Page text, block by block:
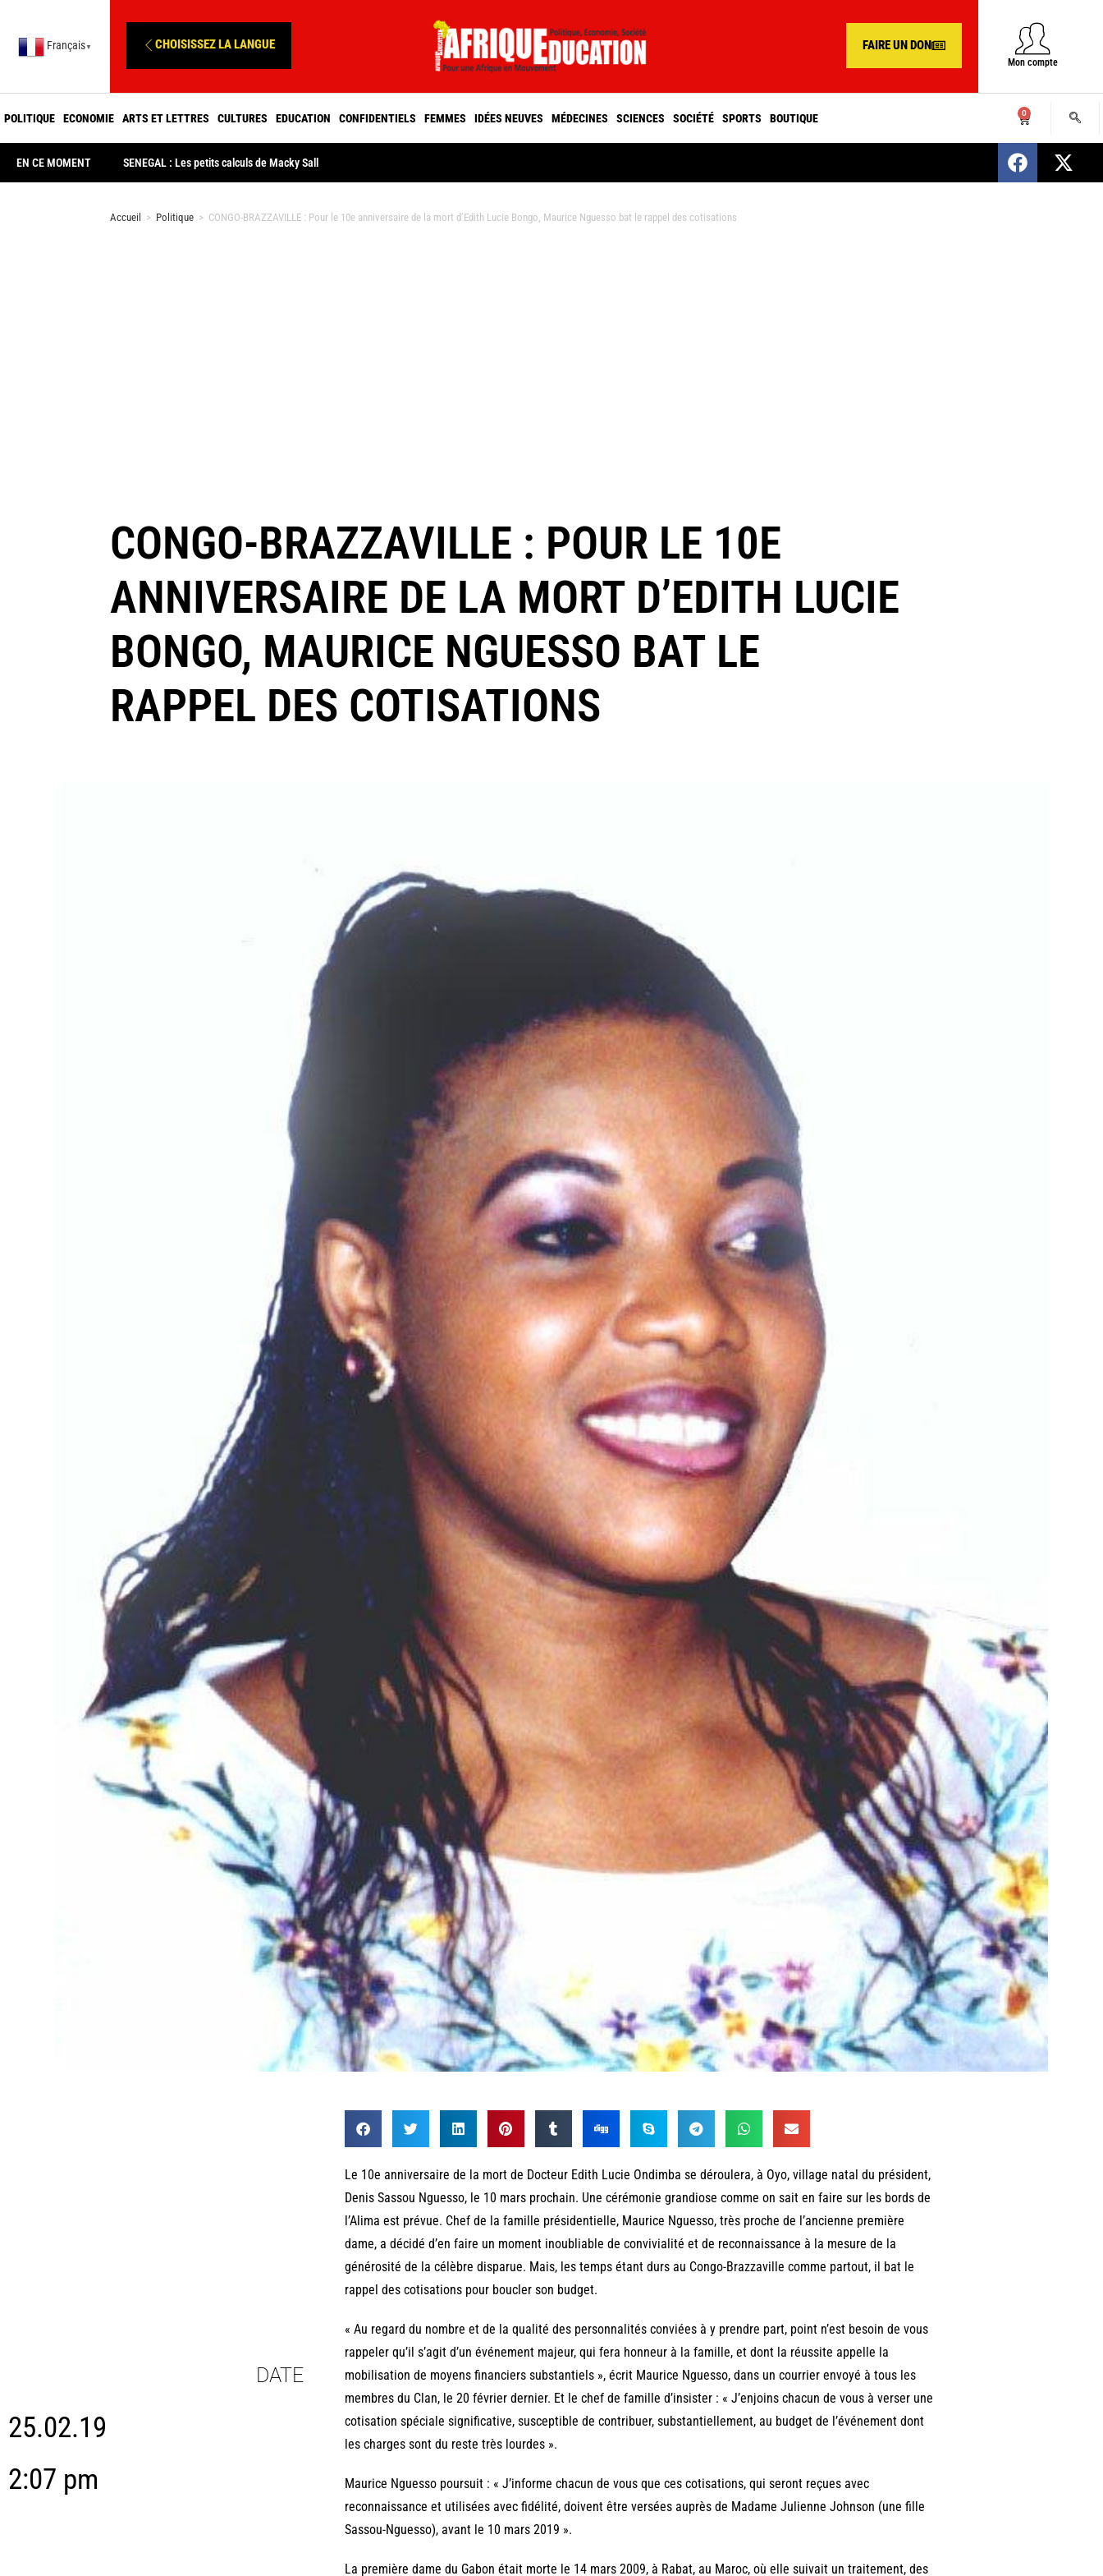
Français ▼ CHOISISSEZ LA LANGUE FAIRE UN DON
Mon compte
POLITIQUE ECONOMIE ARTS ET LETTRES CULTURES EDUCATION CONFIDENTIELS FEMMES IDÉES NEUVES MÉDECINES SCIENCES SOCIÉTÉ SPORTS BOUTIQUE 0
EN CE MOMENT SENEGAL : Les petits calculs de Macky Sall SENEGAL : Nomination d’un nouveau
Accueil > Politique > CONGO-BRAZZAVILLE : Pour le 10e anniversaire de la mort d’Edith Lucie Bongo, Maurice Nguesso bat le rappel des cotisations
CONGO-BRAZZAVILLE : POUR LE 10E
ANNIVERSAIRE DE LA MORT D’EDITH LUCIE
BONGO, MAURICE NGUESSO BAT LE
RAPPEL DES COTISATIONS
DATE
25.02.19
2:07 pm
Le 10e anniversaire de la mort de Docteur Edith Lucie Ondimba se déroulera, à Oyo, village natal du président,
Denis Sassou Nguesso, le 10 mars prochain. Une cérémonie grandiose comme on sait en faire sur les bords de
l’Alima est prévue. Chef de la famille présidentielle, Maurice Nguesso, très proche de l’ancienne première
dame, a décidé d’en faire un moment inoubliable de convivialité et de reconnaissance à la mesure de la
générosité de la célèbre disparue. Mais, les temps étant durs au Congo-Brazzaville comme partout, il bat le
rappel des cotisations pour boucler son budget.
« Au regard du nombre et de la qualité des personnalités conviées à y prendre part, point n’est besoin de vous
rappeler qu’il s’agit d’un événement majeur, qui fera honneur à la famille, et dont la réussite appelle la
mobilisation de moyens financiers substantiels », écrit Maurice Nguesso, dans un courrier envoyé à tous les
membres du Clan, le 20 février dernier. Et le chef de famille d’insister : « J’enjoins chacun de vous à verser une
cotisation spéciale significative, susceptible de contribuer, substantiellement, au budget de l’événement dont
les charges sont du reste très lourdes ».
Maurice Nguesso poursuit : « J’informe chacun de vous que ces cotisations, qui seront reçues avec
reconnaissance et utilisées avec fidélité, doivent être versées auprès de Madame Julienne Johnson (une fille
Sassou-Nguesso), avant le 10 mars 2019 ».
La première dame du Gabon était morte le 14 mars 2009, à Rabat, au Maroc, où elle suivait un traitement, des